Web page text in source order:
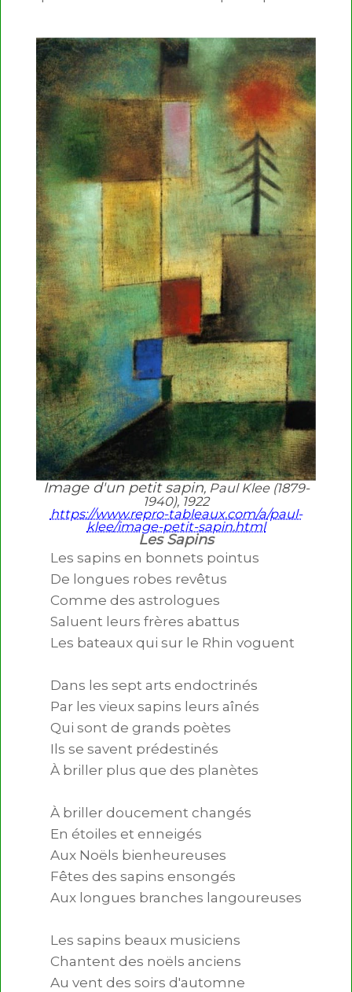
Image d'un petit sapin, Paul Klee (1879-
1940), 1922
https://www.repro-tableaux.com/a/paul-
klee/image-petit-sapin.html
Les Sapins
Les sapins en bonnets pointus
De longues robes revêtus
Comme des astrologues
Saluent leurs frères abattus
Les bateaux qui sur le Rhin voguent
Dans les sept arts endoctrinés
Par les vieux sapins leurs aînés
Qui sont de grands poètes
Ils se savent prédestinés
À briller plus que des planètes
À briller doucement changés
En étoiles et enneigés
Aux Noëls bienheureuses
Fêtes des sapins ensongés
Aux longues branches langoureuses
Les sapins beaux musiciens
Chantent des noëls anciens
Au vent des soirs d'automne